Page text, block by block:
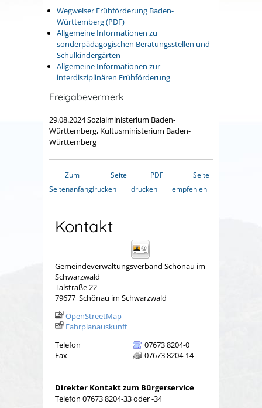
Wegweiser Frühförderung Baden-
Württemberg (PDF)
Allgemeine Informationen zu
sonderpädagogischen Beratungsstellen und
Schulkindergärten
Allgemeine Informationen zur
interdisziplinären Frühförderung
Freigabevermerk
29.08.2024 Sozialministerium Baden-
Württemberg, Kultusministerium Baden-
Württemberg
Zum
Seitenanfang
Seite
drucken
PDF
drucken
Seite
empfehlen
Kontakt
Gemeindeverwaltungsverband Schönau im
Schwarzwald
Talstraße 22
79677 Schönau im Schwarzwald
OpenStreetMap
Fahrplanauskunft
Telefon
07673 8204-0
Fax
07673 8204-14
Direkter Kontakt zum Bürgerservice
Telefon 07673 8204-33 oder -34